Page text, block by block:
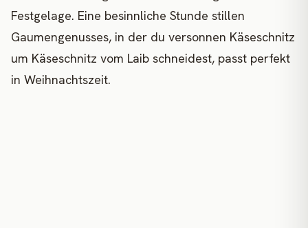
Festgelage. Eine besinnliche Stunde stillen
Gaumengenusses, in der du versonnen Käseschnitz
um Käseschnitz vom Laib schneidest, passt perfekt
in Weihnachtszeit.